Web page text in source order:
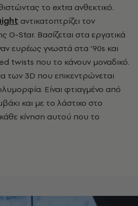
το extra ανθεκτικό.
αντικατοπτρίζει τον
G-Star. Βασίζεται στα εργατικά
ευρέως γνωστά στα ‘90s και
twists που το κάνουν μοναδικό.
των 3D που επικεντρώνεται
Είναι φτιαγμένο από
και με το λάστιχο στο
κίνηση αυτού που το